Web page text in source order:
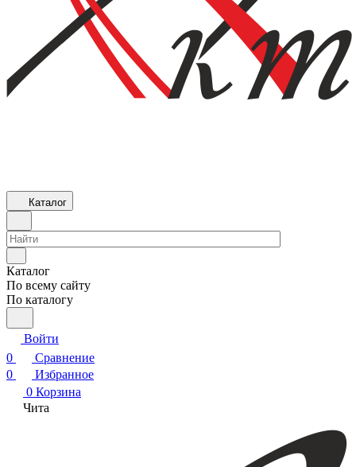
Каталог
Каталог
По всему сайту
По каталогу
Войти
0
Сравнение
0
Избранное
0 Корзина
Чита